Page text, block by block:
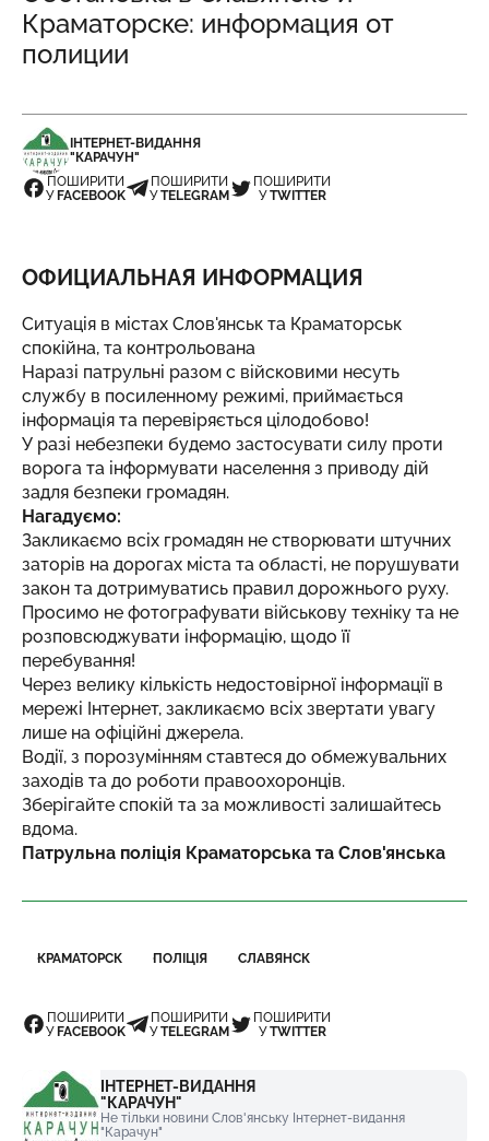
Краматорске: информация от
полиции
ІНТЕРНЕТ-ВИДАННЯ
"КАРАЧУН"
ПОШИРИТИ
У FACEBOOK
ПОШИРИТИ
УTELEGRAM
ПОШИРИТИ
УTWITTER
ОФИЦИАЛЬНАЯ ИНФОРМАЦИЯ
Ситуація в містах Слов'янськ та Краматорськ
спокійна, та контрольована
Наразі патрульні разом с війсковими несуть
службу в посиленному режимі, приймається
інформація та перевіряється цілодобово!
У разі небезпеки будемо застосувати силу проти
ворога та інформувати населення з приводу дій
задля безпеки громадян.
Нагадуємо:
Закликаємо всіх громадян не створювати штучних
заторів на дорогах міста та області, не порушувати
закон та дотримуватись правил дорожнього руху.
Просимо не фотографувати військову техніку та не
розповсюджувати інформацію, щодо її
перебування!
Через велику кількість недостовірної інформації в
мережі Інтернет, закликаємо всіх звертати увагу
лише на офіційні джерела.
Водії, з порозумінням ставтеся до обмежувальних
заходів та до роботи правоохоронців.
Зберігайте спокій та за можливості залишайтесь
вдома.
Патрульна поліція Краматорська та Слов'янська
КРАМАТОРСК ПОЛІЦІЯ СЛАВЯНСК
ПОШИРИТИ
У FACEBOOK
ПОШИРИТИ
УTELEGRAM
ПОШИРИТИ
УTWITTER
ІНТЕРНЕТ-ВИДАННЯ
"КАРАЧУН"
Не тільки новини Слов'янську Інтернет-видання
"Карачун"